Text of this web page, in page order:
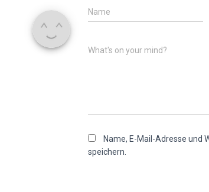
Name
What's on your mind?
Name, E-Mail-Adresse und
speichern.